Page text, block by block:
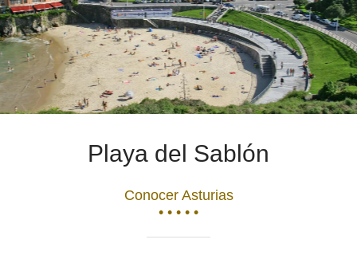
Playa del Sablón
Conocer Asturias
• • • • •